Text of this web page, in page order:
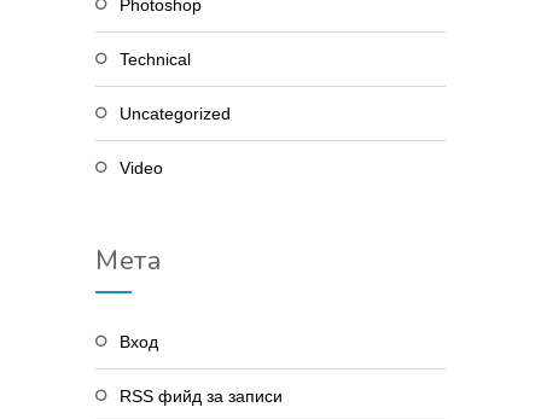
Photoshop
Technical
Uncategorized
Video
Мета
Вход
RSS фийд за записи